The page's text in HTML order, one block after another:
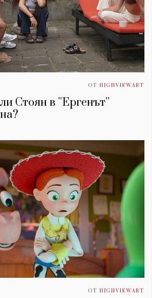
ОТ HIGHVIEWART
Стоян в ''Ергенът''
ОТ HIGHVIEWART